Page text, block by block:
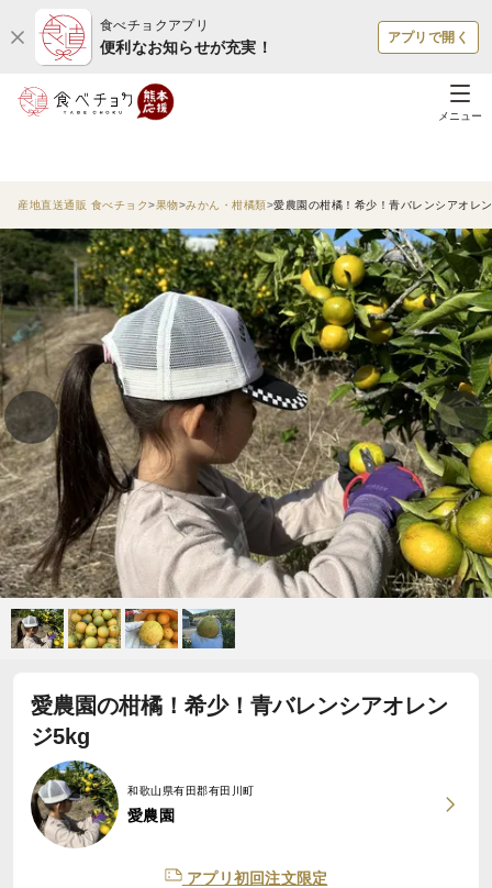
食べチョクアプリ
便利なお知らせが充実！
アプリで開く
メニュー
産地直送通販 食べチョク 果物 みかん・柑橘類 愛農園の柑橘！希少！青バレンシアオレ
愛農園の柑橘！希少！青バレンシアオレン
ジ5kg
和歌山県有田郡有田川町
愛農園
アプリ初回注文限定